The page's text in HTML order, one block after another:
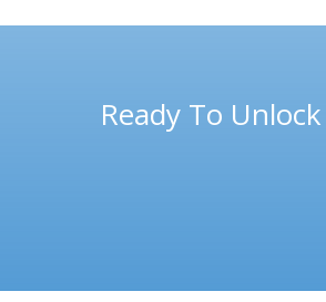
Ready To